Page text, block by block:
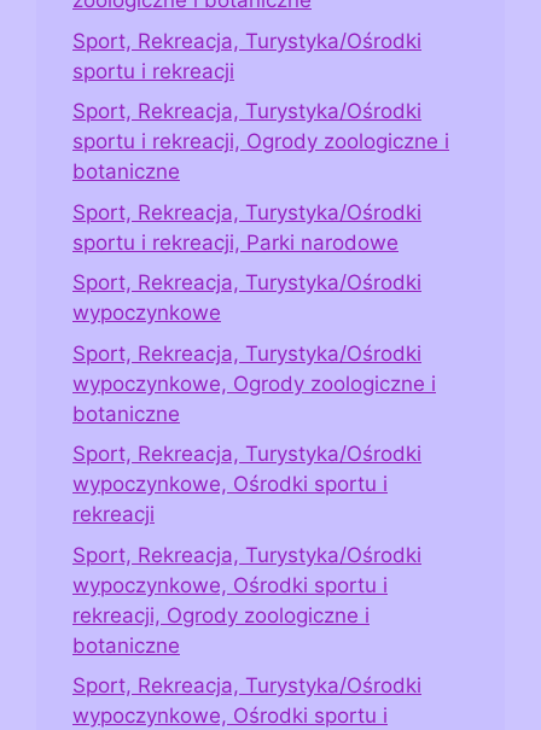
Sport, Rekreacja, Turystyka/Ośrodki
sportu i rekreacji
Sport, Rekreacja, Turystyka/Ośrodki
sportu i rekreacji, Ogrody zoologiczne i
botaniczne
Sport, Rekreacja, Turystyka/Ośrodki
sportu i rekreacji, Parki narodowe
Sport, Rekreacja, Turystyka/Ośrodki
wypoczynkowe
Sport, Rekreacja, Turystyka/Ośrodki
wypoczynkowe, Ogrody zoologiczne i
botaniczne
Sport, Rekreacja, Turystyka/Ośrodki
wypoczynkowe, Ośrodki sportu i
rekreacji
Sport, Rekreacja, Turystyka/Ośrodki
wypoczynkowe, Ośrodki sportu i
rekreacji, Ogrody zoologiczne i
botaniczne
Sport, Rekreacja, Turystyka/Ośrodki
wypoczynkowe, Ośrodki sportu i